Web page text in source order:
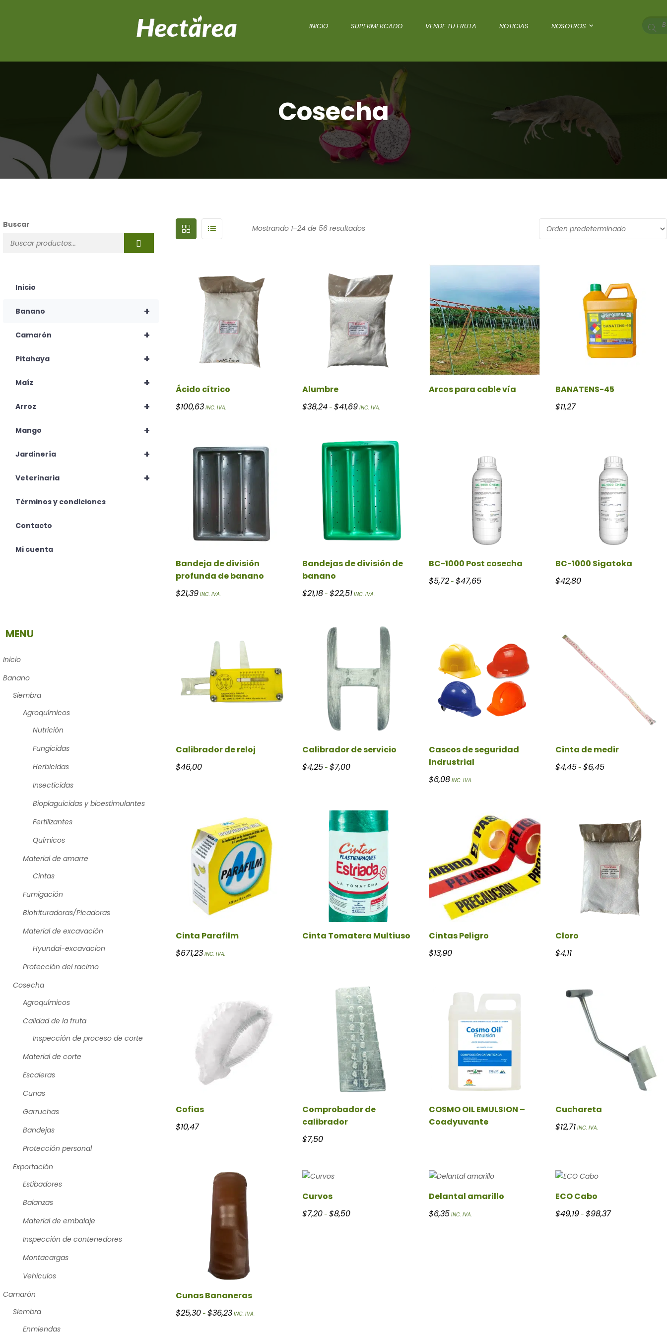
INICIO SUPERMERCADO VENDE TU FRUTA NOTICIAS NOSOTROS
Cosecha
Mostrando 1–24 de 56 resultados
Ácido cítrico
$100,63 INC. IVA.
Alumbre
$38,24- $41,69Rango de precios: desde $38,24 hasta $41,69
INC. IVA.
Arcos para cable vía
BANATENS-45
$11,27
Bandeja de división
profunda de banano
$21,39 INC. IVA.
Bandejas de división de
banano
$21,18- $22,51Rango de precios: desde $21,18 hasta $22,51
INC. IVA.
BC-1000 Post cosecha
$5,72- $47,65Rango de precios: desde $5,72 hasta $47,65
BC-1000 Sigatoka
$42,80
Calibrador de reloj
$46,00
Calibrador de servicio
$4,25- $7,00Rango de precios: desde $4,25 hasta $7,00
Cascos de seguridad
Indrustrial
$6,08 INC. IVA.
Cinta de medir
$4,45- $6,45Rango de precios:
Cinta Parafilm
$671,23 INC. IVA.
Cinta Tomatera Multiuso
Cintas Peligro
$13,90
Cloro
$4,11
Cofias
$10,47
Comprobador de
calibrador
$7,50
COSMO OIL EMULSION –
Coadyuvante
Cuchareta
$12,71 INC. IVA.
Cunas Bananeras
$25,30 - $36,23Rango de precios: desde $25,30 hasta $36,23
INC. IVA.
Curvos
$7,20- $8,50Rango de precios: desde $7,20 hasta $8,50
Delantal amarillo
$6,35 INC. IVA.
ECO Cabo
$49,19- $98,37Rango de precios:
Buscar
Inicio
+
Banano
+
Camarón
+
Pitahaya
+
Maíz
+
Arroz
+
Mango
+
Jardinería
+
Veterinaria
Términos y condiciones
Contacto
Mi cuenta
MENU
Inicio
Banano
Siembra
Agroquímicos
Nutrición
Fungicidas
Herbicidas
Insecticidas
Bioplaguicidas y bioestimulantes
Fertilizantes
Químicos
Material de amarre
Cintas
Fumigación
Biotrituradoras/Picadoras
Material de excavación
Hyundai-excavacion
Protección del racimo
Cosecha
Agroquímicos
Calidad de la fruta
Inspección de proceso de corte
Material de corte
Escaleras
Cunas
Garruchas
Bandejas
Protección personal
Exportación
Estibadores
Balanzas
Material de embalaje
Inspección de contenedores
Montacargas
Vehículos
Camarón
Siembra
Enmiendas